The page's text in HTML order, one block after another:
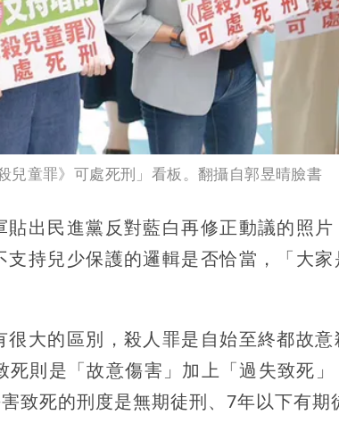
兒童罪》可處死刑」看板。翻攝自郭昱晴臉書
出民進黨反對藍白再修正動議的照
持兒少保護的邏輯是否恰當，「大
大的區別，殺人罪是自始至終都故
則是「故意傷害」加上「過失致死」
致死的刑度是無期徒刑、7年以下有期